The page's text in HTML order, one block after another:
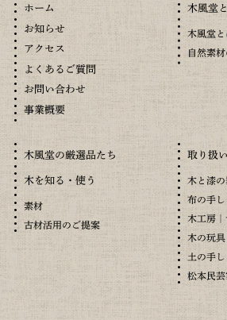
ホーム
お知らせ
アクセス
よくあるご質問
お問い合わせ
事業概要
木風堂
木風堂と
自然素
木風堂の厳選品たち
木を知る・使う
素材
古材活用のご提案
取り扱
木と漆
布の手
木工房
木の玩
土の手
松本民